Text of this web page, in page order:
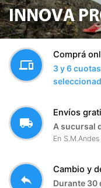
INNOVA
devices
Comprá
3 y 6
local_shipping
Envíos
A sucursal
En
reply
Cambio y
Durante 30